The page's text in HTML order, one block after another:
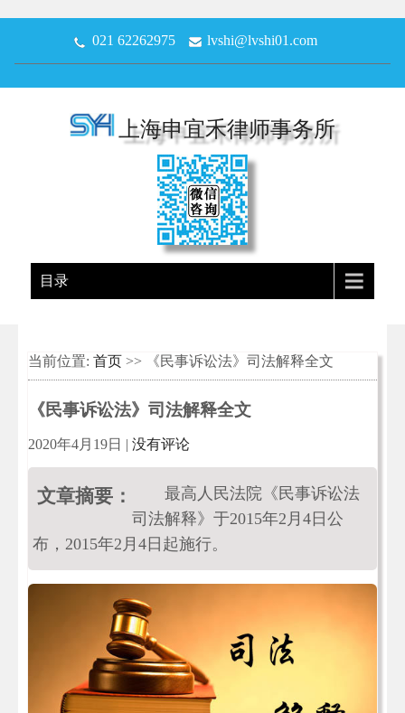
021 62262975 lvshi@lvshi01.com
上海申宜禾律师事务所
目录
当前位置: 首页 >> 《民事诉讼法》司法解释全文
《民事诉讼法》司法解释全文
2020年4月19日 | 没有评论
文章摘要：
最高人民法院《民事诉讼法
司法解释》于2015年2月4日公
布，2015年2月4日起施行。